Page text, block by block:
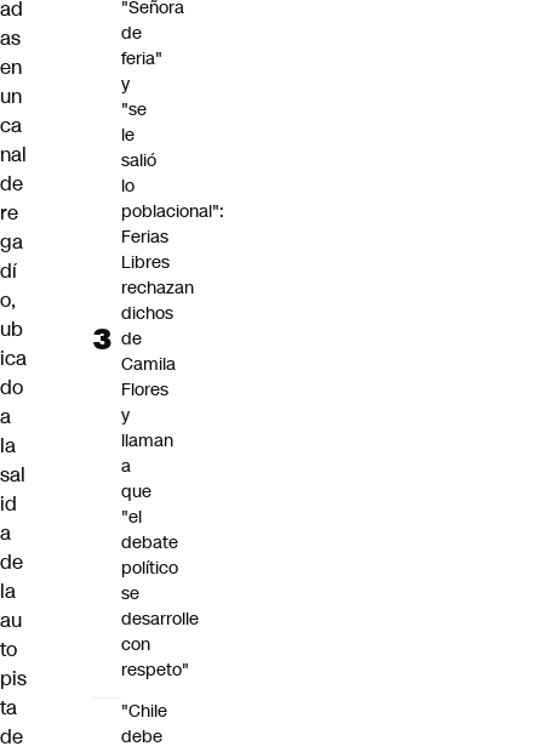
ad
as
en
un
ca
nal
de
re
ga
dí
o,
ub
ica
do
a
la
sal
id
a
de
la
au
to
pis
ta
de
"Señora
de
feria"
y
"se
le
salió
lo
poblacional":
Ferias
Libres
rechazan
dichos
de
Camila
Flores
y
llaman
a
que
"el
debate
político
se
desarrolle
con
respeto"
"Chile
debe